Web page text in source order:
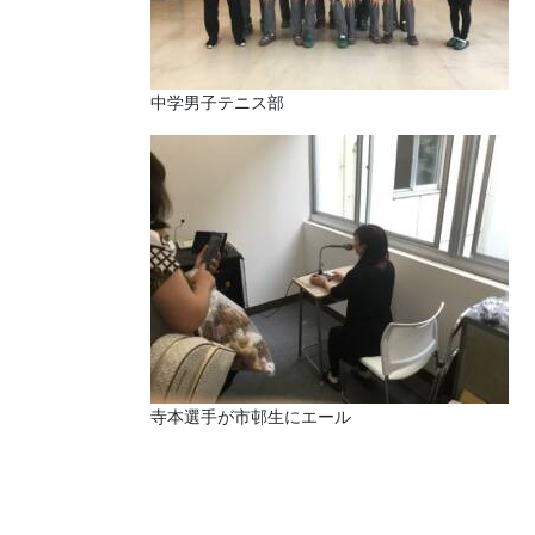
中学男子テニス部
寺本選手が市邨生にエール